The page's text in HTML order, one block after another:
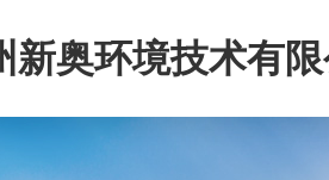
新奥环境技术有